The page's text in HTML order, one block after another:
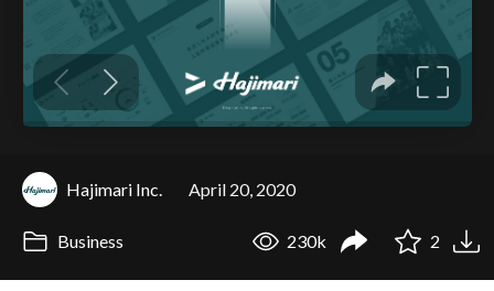
Hajimari Inc. April 20, 2020
Business 230k 2